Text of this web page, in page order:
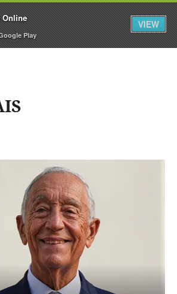
Assine Iniciar Sessão
Online
Play
VIEW